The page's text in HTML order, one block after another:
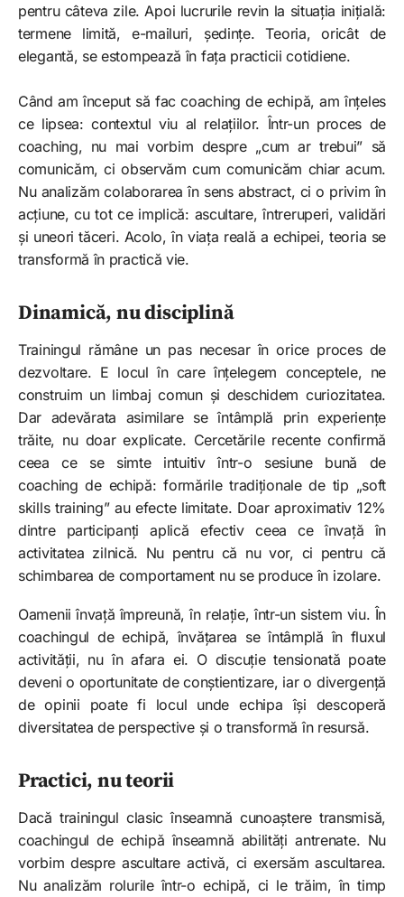
pentru câteva zile. Apoi lucrurile revin la situația inițială:
termene limită, e-mailuri, ședințe. Teoria, oricât de
elegantă, se estompează în fața practicii cotidiene.
Când am început să fac coaching de echipă, am înțeles
ce lipsea: contextul viu al relațiilor. Într-un proces de
coaching, nu mai vorbim despre „cum ar trebui” să
comunicăm, ci observăm cum comunicăm chiar acum.
Nu analizăm colaborarea în sens abstract, ci o privim în
acțiune, cu tot ce implică: ascultare, întreruperi, validări
și uneori tăceri. Acolo, în viața reală a echipei, teoria se
transformă în practică vie.
Dinamică, nu disciplină
Trainingul rămâne un pas necesar în orice proces de
dezvoltare. E locul în care înțelegem conceptele, ne
construim un limbaj comun și deschidem curiozitatea.
Dar adevărata asimilare se întâmplă prin experiențe
trăite, nu doar explicate. Cercetările recente confirmă
ceea ce se simte intuitiv într-o sesiune bună de
coaching de echipă: formările tradiționale de tip „soft
skills training” au efecte limitate. Doar aproximativ 12%
dintre participanți aplică efectiv ceea ce învață în
activitatea zilnică. Nu pentru că nu vor, ci pentru că
schimbarea de comportament nu se produce în izolare.
Oamenii învață împreună, în relație, într-un sistem viu. În
coachingul de echipă, învățarea se întâmplă în fluxul
activității, nu în afara ei. O discuție tensionată poate
deveni o oportunitate de conștientizare, iar o divergență
de opinii poate fi locul unde echipa își descoperă
diversitatea de perspective și o transformă în resursă.
Practici, nu teorii
Dacă trainingul clasic înseamnă cunoaștere transmisă,
coachingul de echipă înseamnă abilități antrenate. Nu
vorbim despre ascultare activă, ci exersăm ascultarea.
Nu analizăm rolurile într-o echipă, ci le trăim, în timp